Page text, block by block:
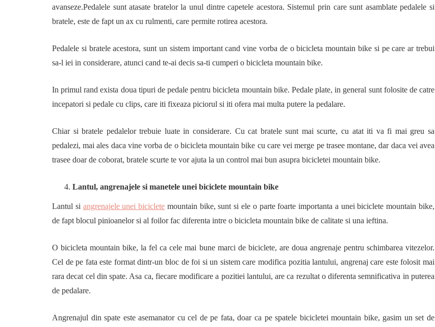
avanseze.Pedalele sunt atasate bratelor la unul dintre capetele acestora. Sistemul prin care sunt asamblate pedalele si
bratele, este de fapt un ax cu rulmenti, care permite rotirea acestora.
Pedalele si bratele acestora, sunt un sistem important cand vine vorba de o bicicleta mountain bike si pe care ar trebui
sa-l iei in considerare, atunci cand te-ai decis sa-ti cumperi o bicicleta mountain bike.
In primul rand exista doua tipuri de pedale pentru bicicleta mountain bike. Pedale plate, in general sunt folosite de catre
incepatori si pedale cu clips, care iti fixeaza piciorul si iti ofera mai multa putere la pedalare.
Chiar si bratele pedalelor trebuie luate in considerare. Cu cat bratele sunt mai scurte, cu atat iti va fi mai greu sa
pedalezi, mai ales daca vine vorba de o bicicleta mountain bike cu care vei merge pe trasee montane, dar daca vei avea
trasee doar de coborat, bratele scurte te vor ajuta la un control mai bun asupra bicicletei mountain bike.
Lantul, angrenajele si manetele unei biciclete mountain bike
Lantul si angrenajele unei biciclete mountain bike, sunt si ele o parte foarte importanta a unei biciclete mountain bike,
de fapt blocul pinioanelor si al foilor fac diferenta intre o bicicleta mountain bike de calitate si una ieftina.
O bicicleta mountain bike, la fel ca cele mai bune marci de biciclete, are doua angrenaje pentru schimbarea vitezelor.
Cel de pe fata este format dintr-un bloc de foi si un sistem care modifica pozitia lantului, angrenaj care este folosit mai
rara decat cel din spate. Asa ca, fiecare modificare a pozitiei lantului, are ca rezultat o diferenta semnificativa in puterea
de pedalare.
Angrenajul din spate este asemanator cu cel de pe fata, doar ca pe spatele bicicletei mountain bike, gasim un set de